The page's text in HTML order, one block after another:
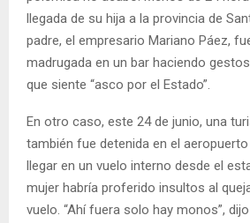
llegada de su hija a la provincia de
padre, el empresario Mariano Páez,
madrugada en un bar haciendo
que siente “asco por el Estado”.
En otro caso, este 24 de junio, una
también fue detenida en el
llegar en un vuelo interno desde el
mujer habría proferido insultos al
vuelo. “Ahí fuera solo hay monos”,